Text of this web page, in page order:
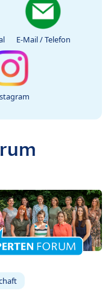
E-Mail / Telefon